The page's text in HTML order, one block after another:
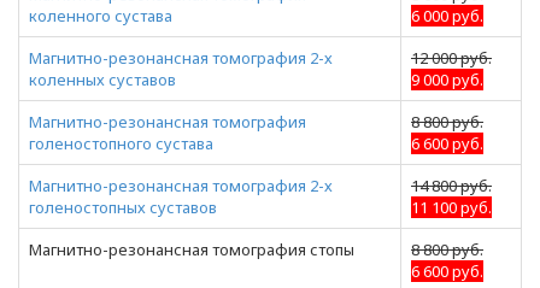
коленного сустава
6 000 руб.
Магнитно-резонансная томография 2-х
коленных суставов
12 000 руб.
9 000 руб.
Магнитно-резонансная томография
голеностопного сустава
8 800 руб.
6 600 руб.
Магнитно-резонансная томография 2-х
голеностопных суставов
14 800 руб.
11 100 руб.
Магнитно-резонансная томография стопы
8 800 руб.
6 600 руб.